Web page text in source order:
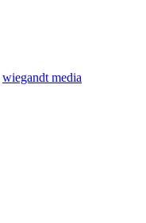
wiegandt media